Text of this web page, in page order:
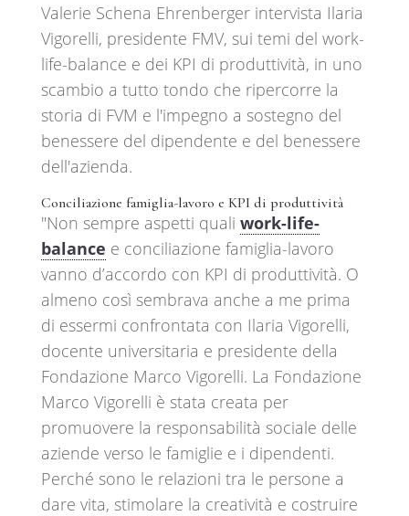
Valerie Schena Ehrenberger intervista Ilaria
Vigorelli, presidente FMV, sui temi del work-
life-balance e dei KPI di produttività, in uno
scambio a tutto tondo che ripercorre la
storia di FVM e l'impegno a sostegno del
benessere del dipendente e del benessere
dell'azienda.
Conciliazione famiglia-lavoro e KPI di produttività
"Non sempre aspetti quali work-life-
balance e conciliazione famiglia-lavoro
vanno d’accordo con KPI di produttività. O
almeno così sembrava anche a me prima
di essermi confrontata con Ilaria Vigorelli,
docente universitaria e presidente della
Fondazione Marco Vigorelli. La Fondazione
Marco Vigorelli è stata creata per
promuovere la responsabilità sociale delle
aziende verso le famiglie e i dipendenti.
Perché sono le relazioni tra le persone a
dare vita, stimolare la creatività e costruire